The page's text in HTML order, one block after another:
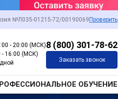
№Л035-01215-72/00190069 Проверить
- 20:00 (МСК)
- 16:00 (МСК)
8 (800) 301-78-62
Заказать звонок
ОБУЧЕНИЕ